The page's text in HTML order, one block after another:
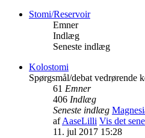
Stomi/Reservoir
Emner
Indlæg
Seneste indlæg
Kolostomi
Spørgsmål/debat vedrørende
61 Emner
406 Indlæg
Seneste indlæg
afAaseLilli Vis det
11. jul 2017 15:28